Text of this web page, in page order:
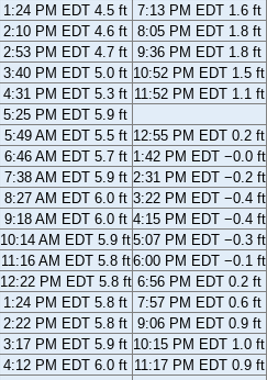
1:24 PM EDT 4.5 ft 7:13 PM EDT 1.6 ft
2:10 PM EDT 4.6 ft 8:05 PM EDT 1.8 ft
2:53 PM EDT 4.7 ft 9:36 PM EDT 1.8 ft
3:40 PM EDT 5.0 ft 10:52 PM EDT 1.5 ft
4:31 PM EDT 5.3 ft 11:52 PM EDT 1.1 ft
5:25 PM EDT 5.9 ft
5:49 AM EDT 5.5 ft 12:55 PM EDT 0.2 ft
6:46 AM EDT 5.7 ft 1:42 PM EDT −0.0 ft
7:38 AM EDT 5.9 ft 2:31 PM EDT −0.2 ft
8:27 AM EDT 6.0 ft 3:22 PM EDT −0.4 ft
9:18 AM EDT 6.0 ft 4:15 PM EDT −0.4 ft
10:14 AM EDT 5.9 ft5:07 PM EDT −0.3 ft
11:16 AM EDT 5.8 ft6:00 PM EDT −0.1 ft
12:22 PM EDT 5.8 ft 6:56 PM EDT 0.2 ft
1:24 PM EDT 5.8 ft 7:57 PM EDT 0.6 ft
2:22 PM EDT 5.8 ft 9:06 PM EDT 0.9 ft
3:17 PM EDT 5.9 ft 10:15 PM EDT 1.0 ft
4:12 PM EDT 6.0 ft 11:17 PM EDT 0.9 ft